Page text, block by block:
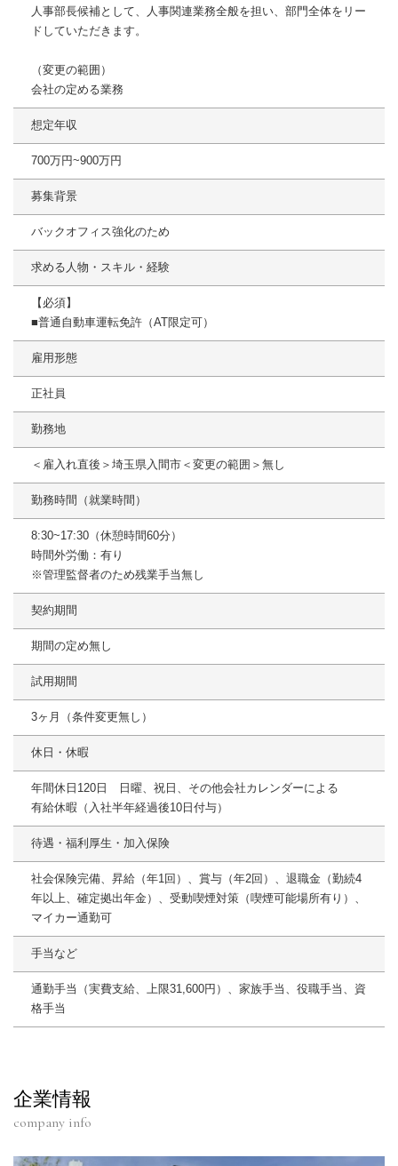
人事部長候補として、人事関連業務全般を担い、部門全体をリー
ドしていただきます。
（変更の範囲）
会社の定める業務
想定年収
700万円~900万円
募集背景
バックオフィス強化のため
求める人物・スキル・経験
【必須】
■普通自動車運転免許（AT限定可）
雇用形態
正社員
勤務地
＜雇入れ直後＞埼玉県入間市＜変更の範囲＞無し
勤務時間（就業時間）
8:30~17:30（休憩時間60分）
時間外労働：有り
※管理監督者のため残業手当無し
契約期間
期間の定め無し
試用期間
3ヶ月（条件変更無し）
休日・休暇
年間休日120日 日曜、祝日、その他会社カレンダーによる
有給休暇（入社半年経過後10日付与）
待遇・福利厚生・加入保険
社会保険完備、昇給（年1回）、賞与（年2回）、退職金（勤続4
年以上、確定拠出年金）、受動喫煙対策（喫煙可能場所有り）、
マイカー通勤可
手当など
通勤手当（実費支給、上限31,600円）、家族手当、役職手当、資
格手当
企業情報
company info